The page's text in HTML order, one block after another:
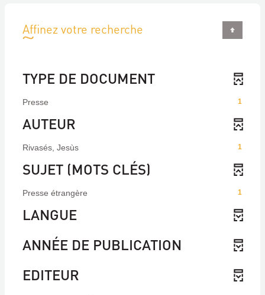
Affinez votre recherche
TYPE DE DOCUMENT
1
Presse
AUTEUR
1
Rivasés, Jesùs
SUJET (MOTS CLÉS)
1
Presse étrangère
LANGUE
ANNÉE DE PUBLICATION
EDITEUR